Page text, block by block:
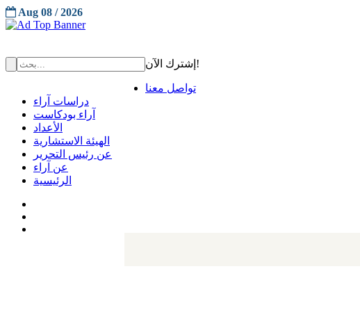
Aug 08 / 2026
إشترك الآن!
تواصل معنا
دراسات آراء
آراء بودكاست
الأعداد
الهيئة الاستشارية
عن رئيس التحرير
عن آراء
الرئيسية